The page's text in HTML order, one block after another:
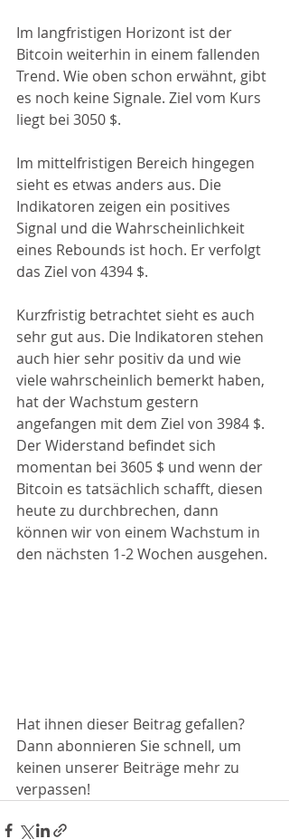
Im langfristigen Horizont ist der
Bitcoin weiterhin in einem fallenden
Trend. Wie oben schon erwähnt, gibt
es noch keine Signale. Ziel vom Kurs
liegt bei 3050 $.
Im mittelfristigen Bereich hingegen
sieht es etwas anders aus. Die
Indikatoren zeigen ein positives
Signal und die Wahrscheinlichkeit
eines Rebounds ist hoch. Er verfolgt
das Ziel von 4394 $.
Kurzfristig betrachtet sieht es auch
sehr gut aus. Die Indikatoren stehen
auch hier sehr positiv da und wie
viele wahrscheinlich bemerkt haben,
hat der Wachstum gestern
angefangen mit dem Ziel von 3984 $.
Der Widerstand befindet sich
momentan bei 3605 $ und wenn der
Bitcoin es tatsächlich schafft, diesen
heute zu durchbrechen, dann
können wir von einem Wachstum in
den nächsten 1-2 Wochen ausgehen.
Hat ihnen dieser Beitrag gefallen?
Dann abonnieren Sie schnell, um
keinen unserer Beiträge mehr zu
verpassen!